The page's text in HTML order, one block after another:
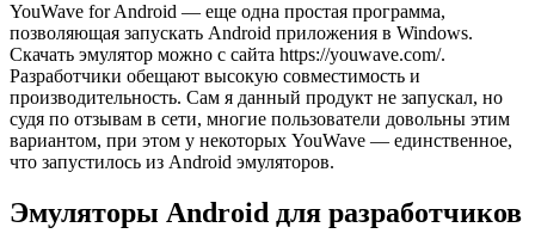
YouWave for Android — еще одна простая программа,
позволяющая запускать Android приложения в Windows.
Скачать эмулятор можно с сайта https://youwave.com/.
Разработчики обещают высокую совместимость и
производительность. Сам я данный продукт не запускал, но
судя по отзывам в сети, многие пользователи довольны этим
вариантом, при этом у некоторых YouWave — единственное,
что запустилось из Android эмуляторов.
Эмуляторы Android для разработчиков